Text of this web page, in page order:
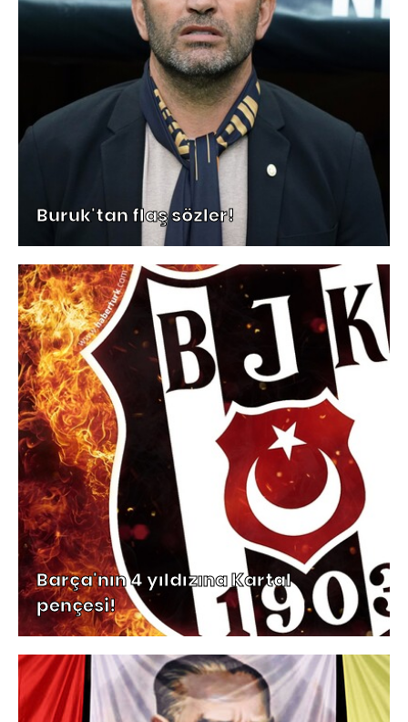
Buruk'tan flaş sözler!
Barça'nın 4 yıldızına Kartal
pençesi!